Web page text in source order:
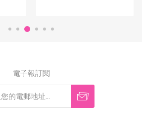
電子報訂閱